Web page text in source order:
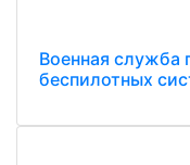
Военная служба
беспилотных